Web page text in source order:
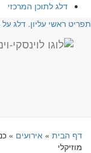
דלג לתוכן המרכזי
ראשי עליון. דלג על
דף הבית» אירועים»
מוזיקלי